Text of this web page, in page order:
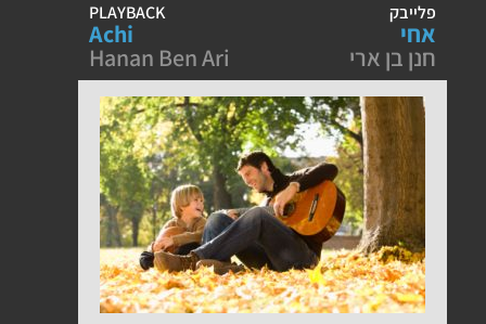
פלייבק
אחי
חנן בן ארי
PLAYBACK
Achi
Hanan Ben Ari